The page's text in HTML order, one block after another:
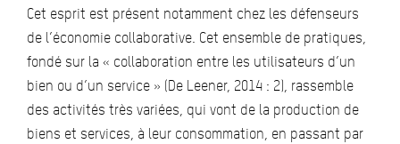
Cet esprit est présent notamment chez les défenseurs
de l’économie collaborative. Cet ensemble de pratiques,
fondé sur la « collaboration entre les utilisateurs d’un
bien ou d’un service » (De Leener, 2014 : 2), rassemble
des activités très variées, qui vont de la production de
biens et services, à leur consommation, en passant par